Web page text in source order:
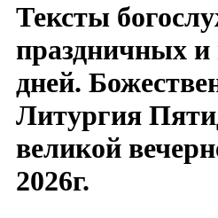
Тексты
праздничных и
дней.
Литургия
великой
2026г.